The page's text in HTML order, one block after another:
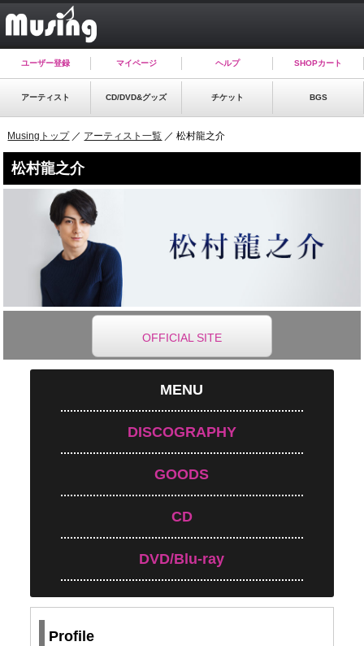
ユーザー登録 マイページ ヘルプ SHOPカート
アーティスト CD/DVD&グッズ チケット BGS
Musingトップ／ アーティスト一覧 ／ 松村龍之介
松村龍之介
OFFICIAL SITE
MENU
DISCOGRAPHY
GOODS
CD
DVD/Blu-ray
Profile